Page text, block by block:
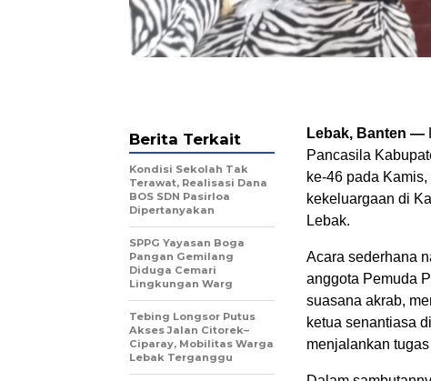
Lebak, Banten —
Pancasila
ke-46 pada
kekeluargaan di
Lebak.
Acara sederhana
anggota Pemuda
suasana akrab,
ketua senantiasa
menjalankan
Berita Terkait
Kondisi Sekolah Tak
Terawat, Realisasi Dana
BOS SDN Pasirloa
Dipertanyakan
SPPG Yayasan Boga
Pangan Gemilang
Diduga Cemari
Lingkungan Warg
Tebing Longsor Putus
Akses Jalan Citorek–
Ciparay, Mobilitas Warga
Lebak Terganggu